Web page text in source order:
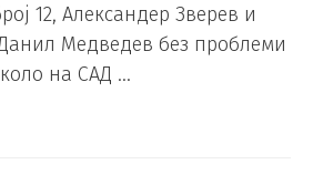
12, Александер Зверев и
Данил Медведев без проблеми
на САД …